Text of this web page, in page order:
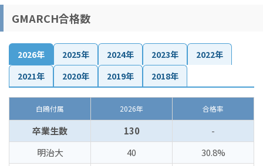
GMARCH合格数
2026年 2025年 2024年 2023年
2022年
2021年
2020年 2019年 2018年
白鴎付属 2026年 合格率
卒業生数 130
-
明治大
40
30.8%